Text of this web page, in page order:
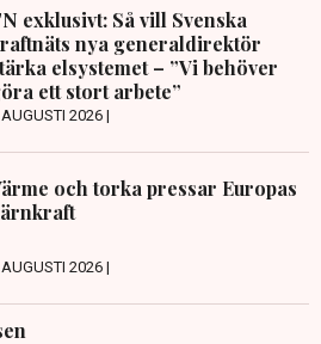
exklusivt: Så vill Svenska
nya generaldirektör
elsystemet – ”Vi behöver
ett stort arbete”
2026 |
och torka pressar Europas
2026 |